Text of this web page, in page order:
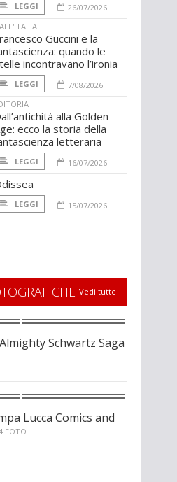
LEGGI
26/07/2026
Guccini e la
quando le
incontravano l’ironia
LEGGI
7/08/2026
alla Golden
ecco la storia della
letteraria
LEGGI 16/07/2026
LEGGI 15/07/2026
Vedi tutte
Schwartz Saga
Lucca Comics and
FOTO